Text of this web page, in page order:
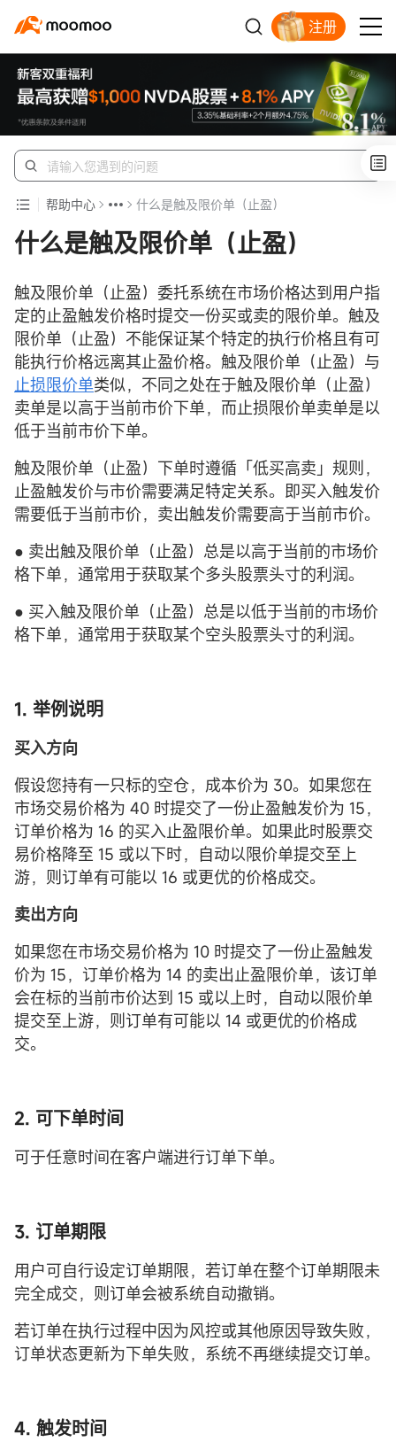
注册
帮助中心 什么是触及限价单（止盈）
什么是触及限价单（止盈）
触及限价单（止盈）委托系统在市场价格达到用户指
定的止盈触发价格时提交一份买或卖的限价单。触及
限价单（止盈）不能保证某个特定的执行价格且有可
能执行价格远离其止盈价格。触及限价单（止盈）与
止损限价单类似，不同之处在于触及限价单（止盈）
卖单是以高于当前市价下单，而止损限价单卖单是以
低于当前市价下单。
触及限价单（止盈）下单时遵循「低买高卖」规则，
止盈触发价与市价需要满足特定关系。即买入触发价
需要低于当前市价，卖出触发价需要高于当前市价。
● 卖出触及限价单（止盈）总是以高于当前的市场价
格下单，通常用于获取某个多头股票头寸的利润。
● 买入触及限价单（止盈）总是以低于当前的市场价
格下单，通常用于获取某个空头股票头寸的利润。
1. 举例说明
买入方向
假设您持有一只标的空仓，成本价为 30。如果您在
市场交易价格为 40 时提交了一份止盈触发价为 15，
订单价格为 16 的买入止盈限价单。如果此时股票交
易价格降至 15 或以下时，自动以限价单提交至上
游，则订单有可能以 16 或更优的价格成交。
卖出方向
如果您在市场交易价格为 10 时提交了一份止盈触发
价为 15，订单价格为 14 的卖出止盈限价单，该订单
会在标的当前市价达到 15 或以上时，自动以限价单
提交至上游，则订单有可能以 14 或更优的价格成
交。
2. 可下单时间
可于任意时间在客户端进行订单下单。
3. 订单期限
用户可自行设定订单期限，若订单在整个订单期限未
完全成交，则订单会被系统自动撤销。
若订单在执行过程中因为风控或其他原因导致失败，
订单状态更新为下单失败，系统不再继续提交订单。
4. 触发时间